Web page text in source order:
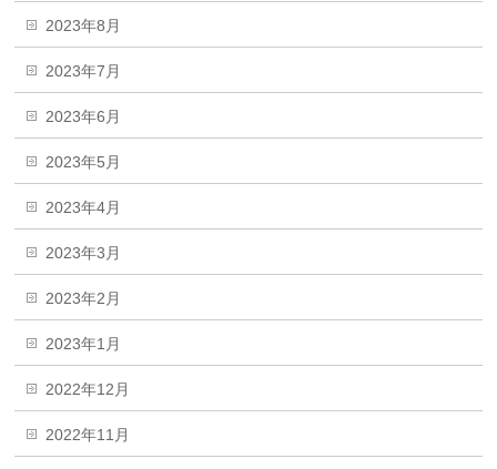
2023年8月
2023年7月
2023年6月
2023年5月
2023年4月
2023年3月
2023年2月
2023年1月
2022年12月
2022年11月